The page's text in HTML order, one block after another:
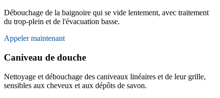
Débouchage de la baignoire qui se vide lentement, avec traitement
du trop-plein et de l'évacuation basse.
Appeler maintenant
Caniveau de douche
Nettoyage et débouchage des caniveaux linéaires et de leur grille,
sensibles aux cheveux et aux dépôts de savon.